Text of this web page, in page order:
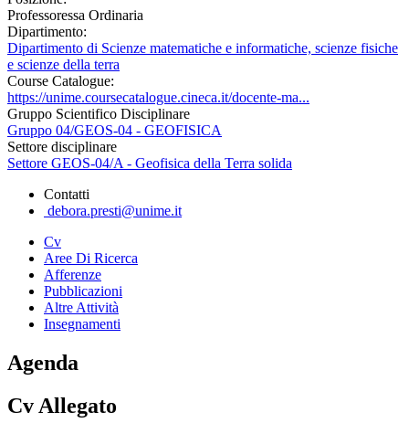
Professoressa Ordinaria
Dipartimento:
Dipartimento di Scienze matematiche e informatiche, scienze fisiche
e scienze della terra
Course Catalogue:
https://unime.coursecatalogue.cineca.it/docente-ma...
Gruppo Scientifico Disciplinare
Gruppo 04/GEOS-04 - GEOFISICA
Settore disciplinare
Settore GEOS-04/A - Geofisica della Terra solida
Contatti
debora.presti@unime.it
Cv
Aree Di Ricerca
Afferenze
Pubblicazioni
Altre Attività
Insegnamenti
Agenda
Cv Allegato